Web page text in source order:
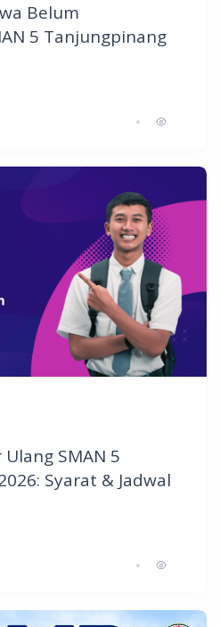
Belum
5 Tanjungpinang
SMAN 5
Syarat & Jadwal